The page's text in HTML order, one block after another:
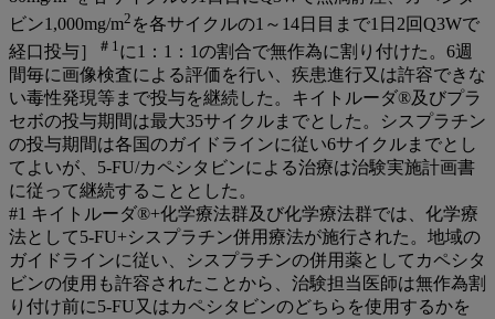
ビン1,000mg/m2 を各サイクルの1～14日目まで1日2回Q3Wで
経口投与］
＃1 に1：1：1の割合で無作為に割り付けた。6週
間毎に画像検査による評価を行い、疾患進行又は許容できな
い毒性発現等まで投与を継続した。キイトルーダ®及びプラ
セボの投与期間は最大35サイクルまでとした。シスプラチン
の投与期間は各国のガイドラインに従い6サイクルまでとし
てよいが、5-FU/カペシタビンによる治療は治験実施計画書
に従って継続することとした。
#1 キイトルーダ®+化学療法群及び化学療法群では、化学療
法として5-FU+シスプラチン併用療法が施行された。地域の
ガイドラインに従い、シスプラチンの併用薬としてカペシタ
ビンの使用も許容されたことから、治験担当医師は無作為割
り付け前に5-FU又はカペシタビンのどちらを使用するかを